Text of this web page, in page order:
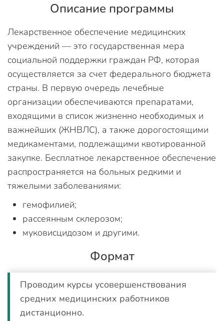
Описание программы
Лекарственное обеспечение медицинских
учреждений — это государственная мера
социальной поддержки граждан РФ, которая
осуществляется за счет федерального бюджета
страны. В первую очередь лечебные
организации обеспечиваются препаратами,
входящими в список жизненно необходимых и
важнейших (ЖНВЛС), а также дорогостоящими
медикаментами, подлежащими квотированной
закупке. Бесплатное лекарственное обеспечение
распространяется на больных редкими и
тяжелыми заболеваниями:
гемофилией;
рассеянным склерозом;
муковисцидозом и другими.
Формат
Проводим курсы усовершенствования
средних медицинских работников
дистанционно.